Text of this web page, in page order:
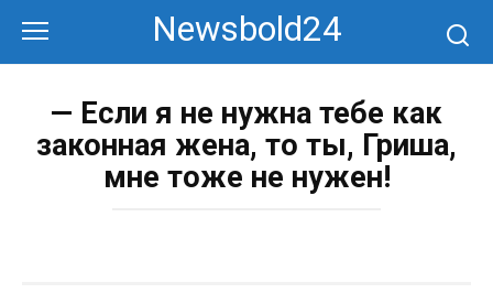
контенту
Newsbold24
— Если я не нужна тебе как
законная жена, то ты, Гриша,
мне тоже не нужен!